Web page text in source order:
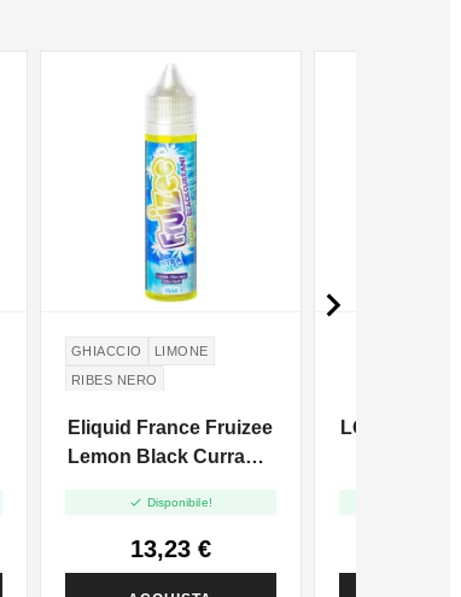
GHIACCIO
LIMONE
RIBES NERO
Eliquid France Fruizee
Lemon Black Currant -
 Disponibile!
13,23 €
LOP
